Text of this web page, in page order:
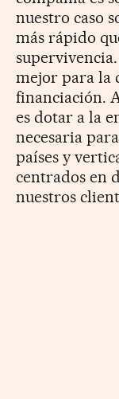
nuestro caso
más rápido
mejor para la
financiación.
es dotar a la
necesaria
países y
centrados en
nuestros